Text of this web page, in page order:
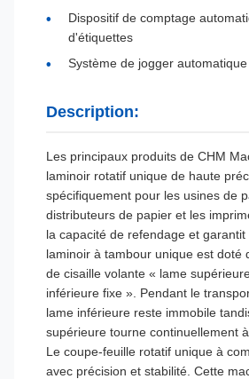
Dispositif de comptage
d'étiquettes
Système de jogger automatique
Description:
Les principaux produits de CHM
laminoir rotatif unique de haute
spécifiquement pour les usines de
distributeurs de papier et les
la capacité de refendage et
laminoir à tambour unique est doté
de cisaille volante « lame
inférieure fixe ». Pendant le
lame inférieure reste immobile
supérieure tourne continuellement
Le coupe-feuille rotatif unique à
avec précision et stabilité. Cette